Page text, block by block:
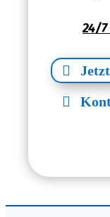
24/7